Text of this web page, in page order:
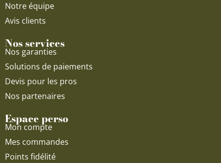
Notre équipe
Avis clients
Nos services
Nos garanties
Solutions de paiements
Devis pour les pros
Nos partenaires
Espace perso
Mon compte
Mes commandes
Points fidélité